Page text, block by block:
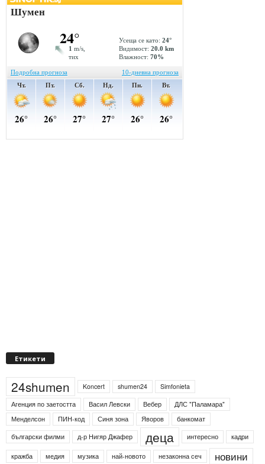
Етикети
24shumen Koncert shumen24
Simfonieta
Агенция по заетостта
Васил Левски Вебер
ДЛС "Паламара"
Менделсон
ПИН-код Синя зона Яворов
банкомат
български филми
д-р Нигяр Джафер деца интересно кадри
кражба медия музика най-новото незаконна сеч новини